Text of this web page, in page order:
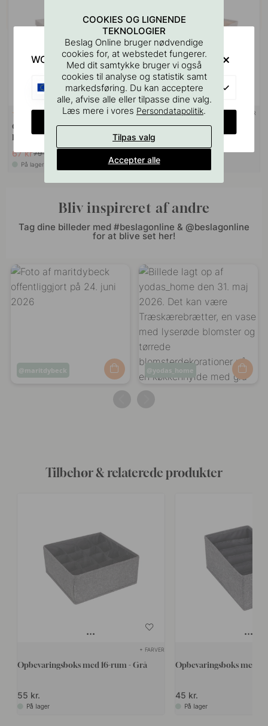
+ STØRRELSER
Opbevaringsboks med låg -
Beige
67 kr79 kr
På lager
1 + STØRRELSER
Opbevaringskurv - Beige
På lager
Bliv inspireret af andre
Tag dine billeder med #beslagonline & @beslagonline
for at blive set her!
Opslag
maritdybeck
Opslag
af
yodas_home
Tilbehør & relaterede produkter
+ FARVER
Opbevaringsboks med 16-rum - Grå
55 kr.
På lager
Opbevaringsboks med
45 kr.
På lager
COOKIES OG LIGNENDE
TEKNOLOGIER
Beslag Online bruger nødvendige
cookies for, at webstedet fungerer.
Med dit samtykke bruger vi også
cookies til analyse og statistik samt
markedsføring. Du kan acceptere
alle, afvise alle eller tilpasse dine valg.
Læs mere i vores Persondatapolitik.
Tilpas valg
Accepter alle
WOULD YOU RATHER VISIT?
EU